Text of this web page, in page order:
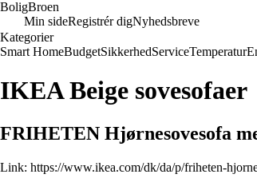
BoligBroen
Min sideRegistrér digNyhedsbreve
Kategorier
Smart HomeBudgetSikkerhedServiceTemperatur
IKEA Beige sovesofaer
FRIHETEN Hjørnesovesofa
Link: https://www.ikea.com/dk/da/p/friheten-